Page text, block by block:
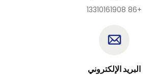
+86 13310161908
البريد الإلكتروني